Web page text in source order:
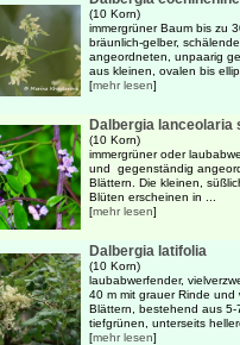
(10 Korn)
immergrüner Baum bis zu
bräunlich-gelber,
angeordneten, unpaarig
aus kleinen, ovalen bis
[mehr lesen]
Dalbergia lanceolaria
(10 Korn)
immergrüner oder
und gegenständig
Blättern. Die kleinen,
Blüten erscheinen in ...
[mehr lesen]
Dalbergia latifolia
(10 Korn)
laubabwerfender,
40 m mit grauer Rinde
Blättern, bestehend aus
tiefgrünen, unterseits
[mehr lesen]